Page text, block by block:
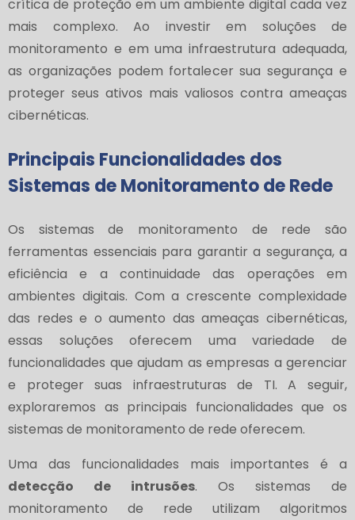
crítica de proteção em um ambiente digital cada vez
mais complexo. Ao investir em soluções de
monitoramento e em uma infraestrutura adequada,
as organizações podem fortalecer sua segurança e
proteger seus ativos mais valiosos contra ameaças
cibernéticas.
Principais Funcionalidades dos
Sistemas de Monitoramento de Rede
Os sistemas de monitoramento de rede são
ferramentas essenciais para garantir a segurança, a
eficiência e a continuidade das operações em
ambientes digitais. Com a crescente complexidade
das redes e o aumento das ameaças cibernéticas,
essas soluções oferecem uma variedade de
funcionalidades que ajudam as empresas a gerenciar
e proteger suas infraestruturas de TI. A seguir,
exploraremos as principais funcionalidades que os
sistemas de monitoramento de rede oferecem.
Uma das funcionalidades mais importantes é a
detecção de intrusões. Os sistemas de
monitoramento de rede utilizam algoritmos